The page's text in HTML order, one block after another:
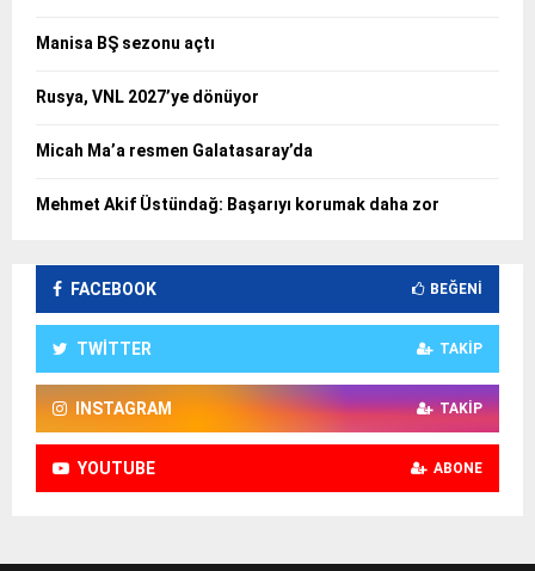
Manisa BŞ sezonu açtı
Rusya, VNL 2027’ye dönüyor
Micah Ma’a resmen Galatasaray’da
Mehmet Akif Üstündağ: Başarıyı korumak daha zor
FACEBOOK BEĞENI
TWITTER TAKIP
INSTAGRAM TAKIP
YOUTUBE ABONE